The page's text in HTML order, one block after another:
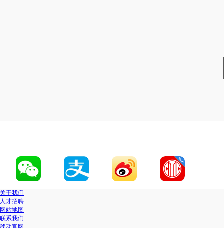
关于我们
人才招聘
网站地图
联系我们